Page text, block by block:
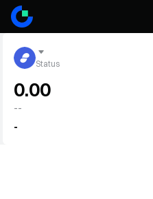
Status
0.00
--
-